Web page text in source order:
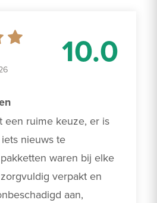
10.0
een ruime keuze, er is
nieuws te
waren bij elke
verpakt en
aan,